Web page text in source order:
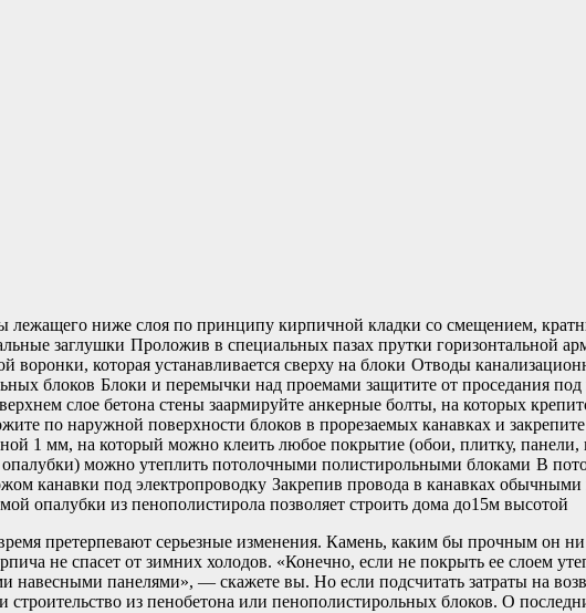
ниже слоя по принципу кирпичной кладки со смещением,
заглушки Проложив в специальных пазах прутки горизонтальной
которая устанавливается сверху на блоки Отводы
блоков Блоки и перемычки над проемами защитите от проседания
слое бетона стены заармируйте анкерные болты, на которых
по наружной поверхности блоков в прорезаемых канавках и
1 мм, на который можно клеить любое покрытие (обои, плитку, панели,
можно утеплить потолочными полистирольными блоками В
канавки под электропроводку Закрепив провода в канавках
опалубки из пенополистирола позволяет строить дома до15м высотой
претерпевают серьезные изменения. Камень, каким бы прочным он
не спасет от зимних холодов. «Конечно, если не покрыть ее слоем
навесными панелями», — скажете вы. Но если подсчитать затраты на
строительство из пенобетона или пенополистирольных блоков. О